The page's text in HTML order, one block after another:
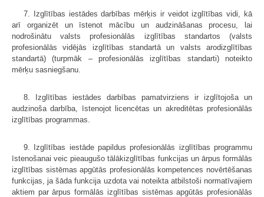
7. Izglītības iestādes darbības mērķis ir veidot izglītības vidi, kā
arī organizēt un īstenot mācību un audzināšanas procesu, lai
nodrošinātu valsts profesionālās izglītības standartos (valsts
profesionālās vidējās izglītības standartā un valsts arodizglītības
standartā) (turpmāk – profesionālās izglītības standarti) noteikto
mērķu sasniegšanu.
8. Izglītības iestādes darbības pamatvirziens ir izglītojoša un
audzinoša darbība, īstenojot licencētas un akreditētas profesionālās
izglītības programmas.
9. Izglītības iestāde papildus profesionālās izglītības programmu
īstenošanai veic pieaugušo tālākizglītības funkcijas un ārpus formālās
izglītības sistēmas apgūtās profesionālās kompetences novērtēšanas
funkcijas, ja šāda funkcija uzdota vai noteikta atbilstoši normatīvajiem
aktiem par ārpus formālās izglītības sistēmas apgūtās profesionālās